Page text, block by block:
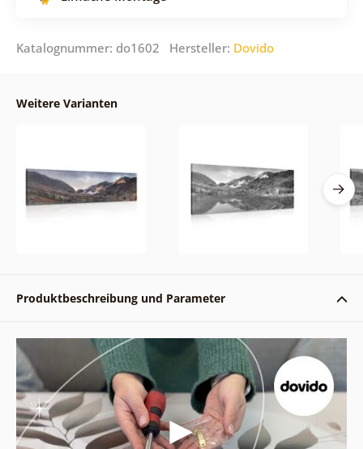
Katalognummer: do1602 Hersteller: Dovido
Weitere Varianten
Produktbeschreibung und Parameter